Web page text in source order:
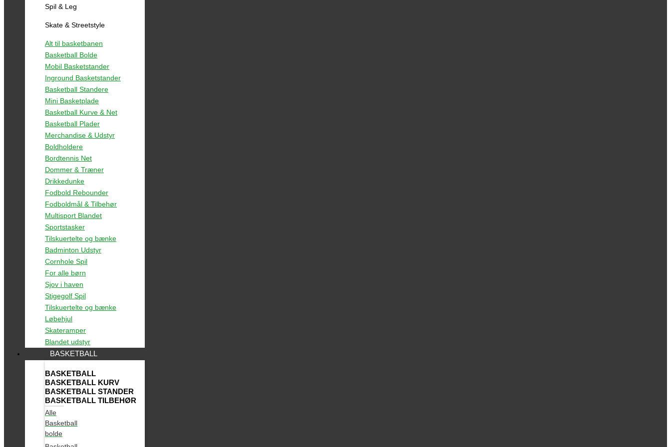
Spil & Leg
Skate & Streetstyle
Alt til basketbanen
Basketball Bolde
Mobil Basketstander
Inground Basketstander
Basketball Standere
Mini Basketplade
Basketball Kurve & Net
Basketball Plader
Merchandise & Udstyr
Boldholdere
Bordtennis Net
Dommer & Træner
Drikkedunke
Fodbold Rebounder
Fodboldmål & Tilbehør
Multisport Blandet
Sportstasker
Tilskuertelte og bænke
Badminton Udstyr
Cornhole Spil
For alle børn
Sjov i haven
Stigegolf Spil
Tilskuertelte og bænke
Løbehjul
Skateramper
Blandet udstyr
BASKETBALL
BASKETBALL
BASKETBALL KURV
BASKETBALL STANDER
BASKETBALL TILBEHØR
Alle
Basketball
bolde